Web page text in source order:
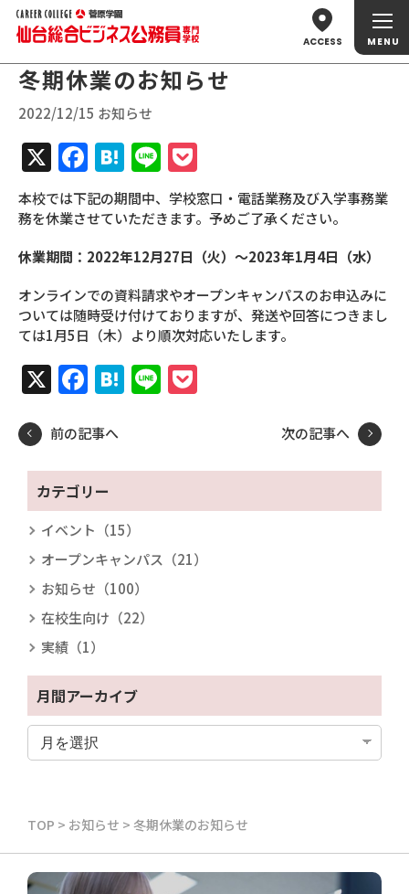
ACCESS
冬期休業のお知らせ
2022/12/15 お知らせ
X Facebook
Hatena
Line
本校では下記の期間中、学校窓口・電話業務及び入学事務業
務を休業させていただきます。予めご了承ください。
休業期間：2022年12月27日（火）～2023年1月4日（水）
オンラインでの資料請求やオープンキャンパスのお申込みに
ついては随時受け付けておりますが、発送や回答につきまし
ては1月5日（木）より順次対応いたします。
X Facebook
Hatena
Line
前の記事へ 次の記事へ
カテゴリー
イベント（15）
オープンキャンパス（21）
お知らせ（100）
在校生向け（22）
実績（1）
月間アーカイブ
TOP > お知らせ > 冬期休業のお知らせ